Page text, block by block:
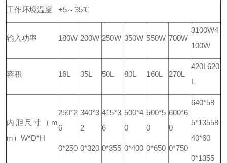
工作环境温度 +5～35℃
输入功率 180W 200W 250W 350W 550W 700W
3100W4
100W
容积 16L 35L 50L 80L 160L 270L
420L 620
L
内胆尺寸（m
m）W*D*H
250*2
6
0*250
340*3
2
0*320
415*3
6
0*355
500*4
0
0*400
500*5
0
0*650
600*6
0
0*750
640*58
5*13558
40*60
0*1355